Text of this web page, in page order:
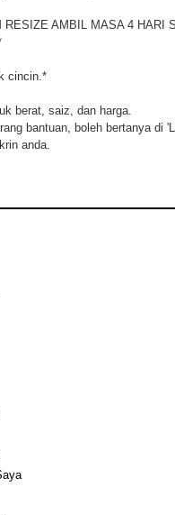
RESIZE AMBIL MASA 4 HARI
cincin.*
berat, saiz, dan harga.
bantuan, boleh bertanya di
anda.